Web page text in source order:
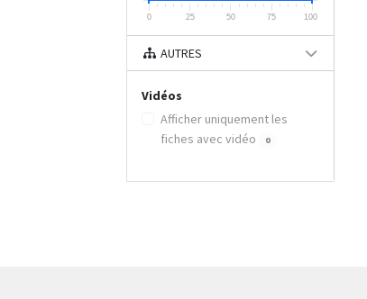
0 25 50 75 100
AUTRES
Vidéos
Afficher uniquement les
fiches avec vidéo
0